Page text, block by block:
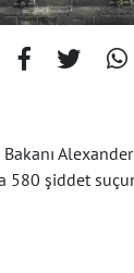
580 şiddet